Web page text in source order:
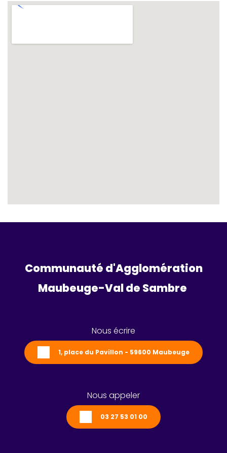
Communauté d'Agglomération
Maubeuge-Val de Sambre
Nous écrire
1, place du Pavillon - 59600 Maubeuge
Nous appeler
03 27 53 01 00